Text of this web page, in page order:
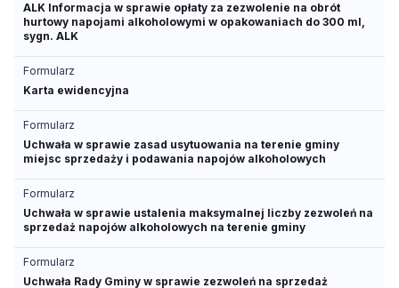
ALK Informacja w sprawie opłaty za zezwolenie na obrót
hurtowy napojami alkoholowymi w opakowaniach do 300 ml,
sygn. ALK
Formularz
Karta ewidencyjna
Formularz
Uchwała w sprawie zasad usytuowania na terenie gminy
miejsc sprzedaży i podawania napojów alkoholowych
Formularz
Uchwała w sprawie ustalenia maksymalnej liczby zezwoleń na
sprzedaż napojów alkoholowych na terenie gminy
Formularz
Uchwała Rady Gminy w sprawie zezwoleń na sprzedaż